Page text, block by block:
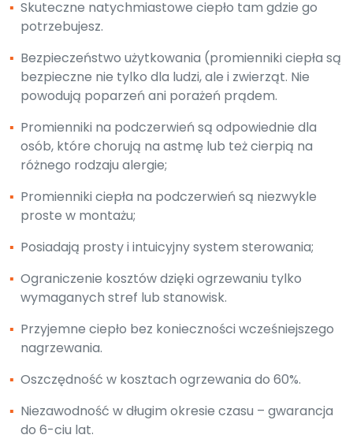
▪ Skuteczne natychmiastowe ciepło tam gdzie go
potrzebujesz.
▪ Bezpieczeństwo użytkowania (promienniki ciepła są
bezpieczne nie tylko dla ludzi, ale i zwierząt. Nie
powodują poparzeń ani porażeń prądem.
▪ Promienniki na podczerwień są odpowiednie dla
osób, które chorują na astmę lub też cierpią na
różnego rodzaju alergie;
▪ Promienniki ciepła na podczerwień są niezwykle
proste w montażu;
▪ Posiadają prosty i intuicyjny system sterowania;
▪ Ograniczenie kosztów dzięki ogrzewaniu tylko
wymaganych stref lub stanowisk.
▪ Przyjemne ciepło bez konieczności wcześniejszego
nagrzewania.
▪ Oszczędność w kosztach ogrzewania do 60%.
▪ Niezawodność w długim okresie czasu – gwarancja
do 6-ciu lat.